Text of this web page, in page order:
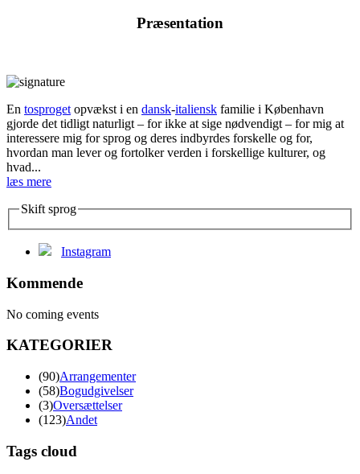
Præsentation
En tosproget opvækst i en dansk-italiensk familie i København
gjorde det tidligt naturligt – for ikke at sige nødvendigt – for mig at
interessere mig for sprog og deres indbyrdes forskelle og for,
hvordan man lever og fortolker verden i forskellige kulturer, og
hvad...
læs mere
Skift sprog
Instagram
Kommende
No coming events
KATEGORIER
(90)Arrangementer
(58)Bogudgivelser
(3)Oversættelser
(123)Andet
Tags cloud